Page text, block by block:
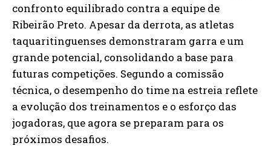
confronto equilibrado contra a equipe de
Ribeirão Preto. Apesar da derrota, as atletas
taquaritinguenses demonstraram garra e um
grande potencial, consolidando a base para
futuras competições. Segundo a comissão
técnica, o desempenho do time na estreia reflete
a evolução dos treinamentos e o esforço das
jogadoras, que agora se preparam para os
próximos desafios.